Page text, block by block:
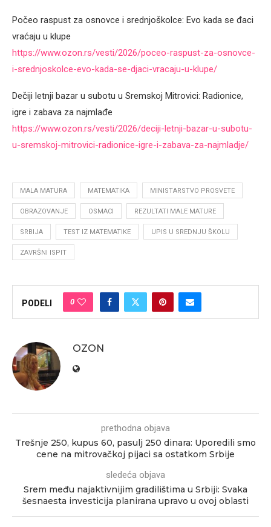
Počeo raspust za osnovce i srednjoškolce: Evo kada se đaci
vraćaju u klupe
https://www.ozon.rs/vesti/2026/poceo-raspust-za-osnovce-
i-srednjoskolce-evo-kada-se-djaci-vracaju-u-klupe/
Dečiji letnji bazar u subotu u Sremskoj Mitrovici: Radionice,
igre i zabava za najmlađe
https://www.ozon.rs/vesti/2026/deciji-letnji-bazar-u-subotu-
u-sremskoj-mitrovici-radionice-igre-i-zabava-za-najmladje/
MALA MATURA MATEMATIKA MINISTARSTVO PROSVETE
OBRAZOVANJE OSMACI REZULTATI MALE MATURE
SRBIJA TEST IZ MATEMATIKE UPIS U SREDNJU ŠKOLU
ZAVRŠNI ISPIT
PODELI 0
OZON
prethodna objava
Trešnje 250, kupus 60, pasulj 250 dinara: Uporedili smo
cene na mitrovačkoj pijaci sa ostatkom Srbije
sledeća objava
Srem među najaktivnijim gradilištima u Srbiji: Svaka
šesnaesta investicija planirana upravo u ovoj oblasti